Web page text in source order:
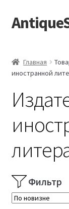
Перейти
к
Перейти
к
Главная
иностранной
Фильтр